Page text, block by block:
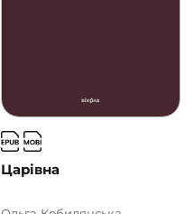
Царівна